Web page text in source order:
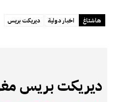
هاشتاغ اخبار دولية ديريكت بريس
ديريكت بريس